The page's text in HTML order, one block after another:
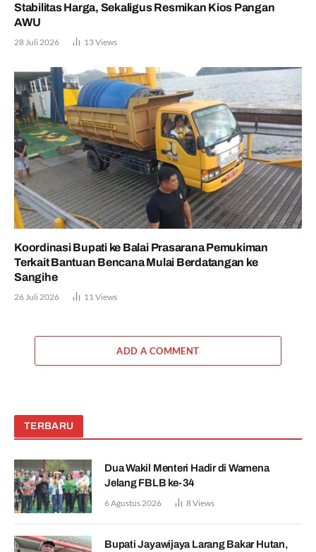
Stabilitas Harga, Sekaligus Resmikan Kios Pangan
AWU
28 Juli 2026 13Views
Koordinasi Bupati ke Balai Prasarana Pemukiman
Terkait Bantuan Bencana Mulai Berdatangan ke
Sangihe
26 Juli 2026 11Views
ADD A COMMENT
TERBARU
Dua Wakil Menteri Hadir di Wamena
Jelang FBLB ke-34
6 Agustus 2026 8Views
Bupati Jayawijaya Larang Bakar Hutan,